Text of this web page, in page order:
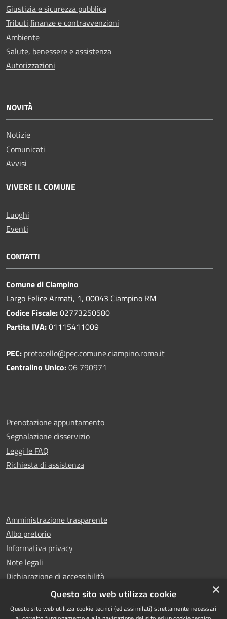
Giustizia e sicurezza pubblica
Tributi,finanze e contravvenzioni
Ambiente
Salute, benessere e assistenza
Autorizzazioni
NOVITÀ
Notizie
Comunicati
Avvisi
VIVERE IL COMUNE
Luoghi
Eventi
CONTATTI
Comune di Ciampino
Largo Felice Armati, 1, 00043 Ciampino RM
Codice Fiscale:02773250580
Partita IVA:01115411009
PEC: protocollo@pec.comune.ciampino.roma.it
Centralino Unico:06 790971
Prenotazione appuntamento
Segnalazione disservizio
Leggi le FAQ
Richiesta di assistenza
Amministrazione trasparente
Albo pretorio
Informativa privacy
Note legali
Dichiarazione di accessibilità
Whistleblowing
×
Questo sito web utilizza cookie
Questo sito web utilizza cookie tecnici (ed assimilati) strettamente necessari